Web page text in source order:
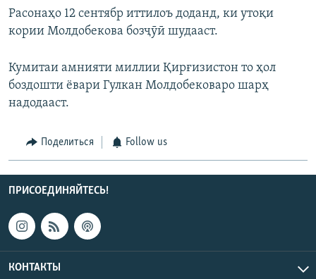
Расонаҳо 12 сентябр иттилоъ доданд, ки утоқи
кории Молдобекова бозҷӯӣ шудааст.
Кумитаи амнияти миллии Қирғизистон то ҳол
боздошти ёвари Гулкан Молдобековаро шарҳ
надодааст.
Поделиться Follow us
ПРИСОЕДИНЯЙТЕСЬ!
КОНТАКТЫ